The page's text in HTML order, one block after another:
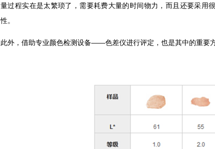
量过程实在是太繁琐了，需要耗费大量的时间物力，而且还要采用
性。
此外，借助专业颜色检测设备——色差仪进行评定，也是其中的重要